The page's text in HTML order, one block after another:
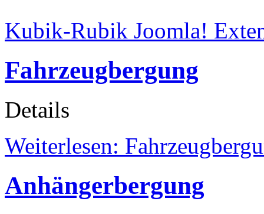
Kubik-Rubik Joomla!
Fahrzeugbergung
Details
Weiterlesen:
Anhängerbergung